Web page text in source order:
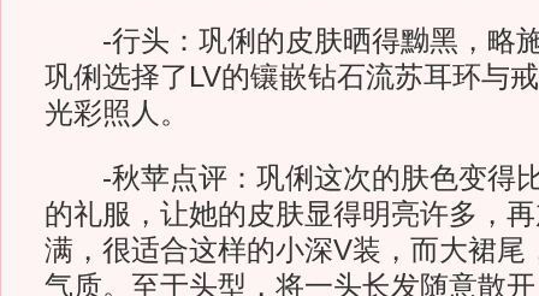
-行头：巩俐的皮肤晒得黝黑，略
巩俐选择了LV的镶嵌钻石流苏耳环与
光彩照人。
-秋苹点评：巩俐这次的肤色变得
的礼服，让她的皮肤显得明亮许多，
满，很适合这样的小深V装，而大裙尾
气质。至于头型，将一头长发随意散